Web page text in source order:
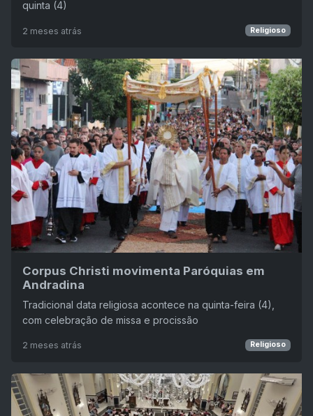
quinta (4)
2 meses atrás Religioso
Corpus Christi movimenta Paróquias em
Andradina
Tradicional data religiosa acontece na quinta-feira (4),
com celebração de missa e procissão
2 meses atrás Religioso